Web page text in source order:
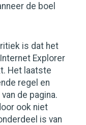
de boel
is dat het
Explorer
Het laatste
regel en
de pagina.
ook niet
is van